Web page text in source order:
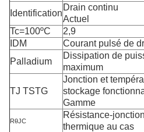
Identification
Drain continu
Actuel
Tc=100ºC
2,9
IDM
Courant pulsé de
Palladium
Dissipation de
maximum
TJ TSTG
Jonction et
stockage
Gamme
RθJC
Résistance-jonction
thermique au cas